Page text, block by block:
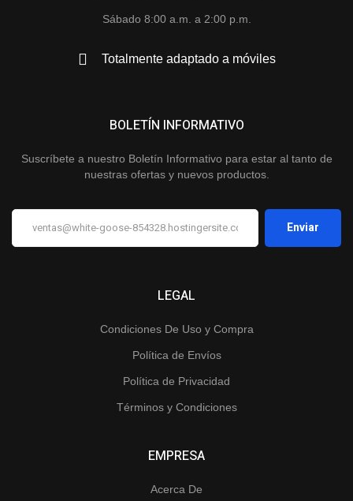
Sábado 8:00 a.m. a 2:00 p.m.
Totalmente adaptado a móviles
LEGAL
Condiciones De Uso y Compra
Política de Envíos
Política de Privacidad
Términos y Condiciones
EMPRESA
Acerca De
BOLETÍN INFORMATIVO
Suscríbete a nuestro Boletín Informativo para estar al tanto de
nuestras ofertas y nuevos productos.